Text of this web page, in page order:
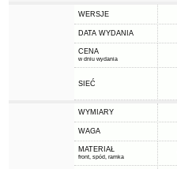
WERSJE
DATA WYDANIA
CENA
w dniu wydania
SIEĆ
WYMIARY
WAGA
MATERIAŁ
front, spód, ramka